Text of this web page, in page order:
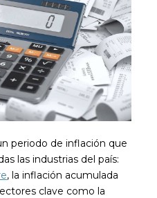
periodo de inflación que
las industrias del país:
, la inflación acumulada
clave como la